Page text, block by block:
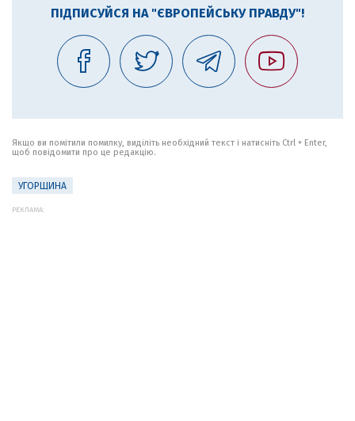
ПІДПИСУЙСЯ НА "ЄВРОПЕЙСЬКУ ПРАВДУ"!
Якщо ви помітили помилку, виділіть необхідний текст і натисніть Ctrl + Enter,
щоб повідомити про це редакцію.
УГОРЩИНА
РЕКЛАМА: